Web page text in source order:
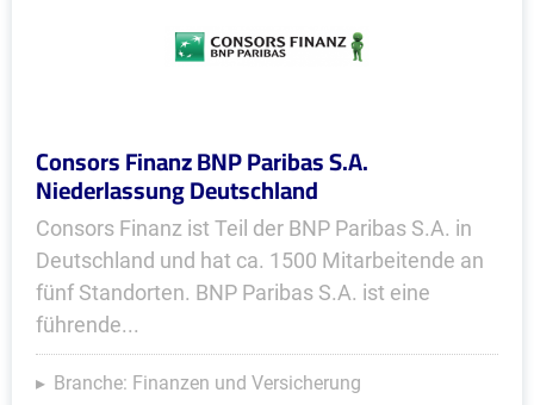
Consors Finanz BNP Paribas S.A.
Niederlassung Deutschland
Consors Finanz ist Teil der BNP Paribas S.A. in
Deutschland und hat ca. 1500 Mitarbeitende an
fünf Standorten. BNP Paribas S.A. ist eine
führende...
Branche: Finanzen und Versicherung